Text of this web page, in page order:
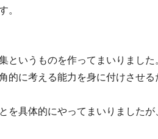
。
というものを作ってまいりました
的に考える能力を身に付けさせ
を具体的にやってまいりました